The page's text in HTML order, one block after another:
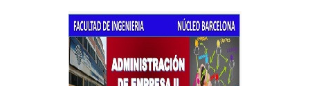
Administración de Empresas II